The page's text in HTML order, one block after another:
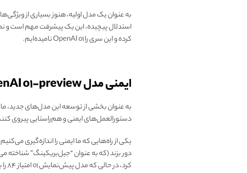
کرده و این سری را OpenAI o1 نامیده‌ایم.
ایمنی مدل Chatgpt OpenAI o1-preview
به عنوان بخشی از توسعه این مدل‌های جدید، ما
دستورالعمل‌های ایمنی و هم‌راستایی پیروی
یکی از راه‌هایی که ما ایمنی را اندازه‌گیری
کرد، در حالی که مدل پیش‌نمایش o1 امتیاز 84 را به دست آورد.